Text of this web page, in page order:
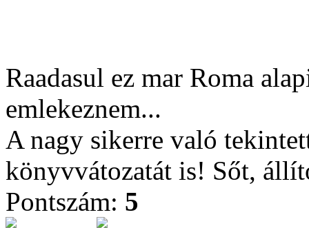
Raadasul ez mar Roma
emlekeznem...
A nagy sikerre való
könyvvátozatát is! Sőt,
Pontszám: 5